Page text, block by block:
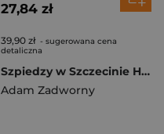
27,84 zł
39,90 zł - sugerowana cena
detaliczna
Szpiedzy w Szczecinie Historie prawdziwe
Adam Zadworny